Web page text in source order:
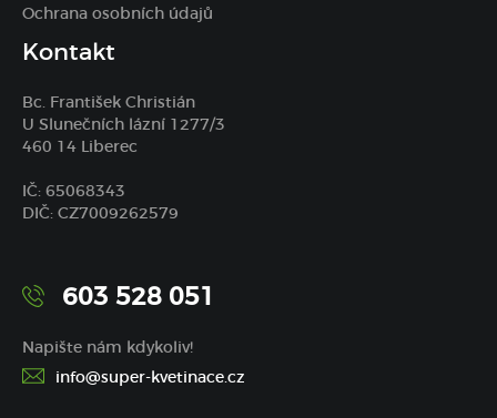
Ochrana osobních údajů
Kontakt
Bc. František Christián
U Slunečních lázní 1277/3
460 14 Liberec
IČ: 65068343
DIČ: CZ7009262579
603 528 051
Napište nám kdykoliv!
info@super-kvetinace.cz